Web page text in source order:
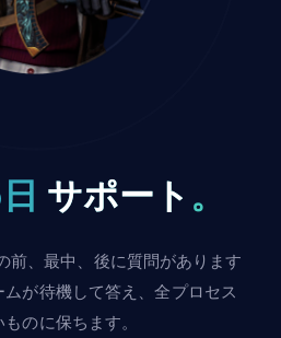
サポート 。
、最中、後に質問があります
が待機して答え、全プロセス
のに保ちます。